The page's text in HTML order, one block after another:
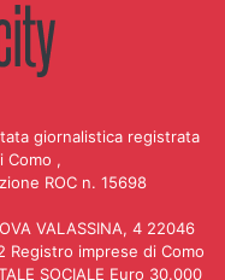
giornalistica registrata
Como ,
ROC n. 15698
VALASSINA, 4 22046
Registro imprese di Como
SOCIALE Euro 30.000